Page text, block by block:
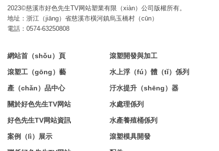
2023©慈溪市好色先生TV网站塑業有限（xiàn）公司版權所有。
地址：浙江（jiāng）省慈溪市橫河鎮烏玉橋村（cūn）
電話：0574-63250808
網站首（shǒu）頁
滾塑工（gōng）藝
產（chǎn）品中心
關於好色先生TV网站
好色先生TV网站資訊
案例（lì）展示
滾塑開發與加工
水上浮（fú）體（tǐ）係列
汙水提升（shēng）器
水處理係列
水產養殖桶係列
滾塑模具開發